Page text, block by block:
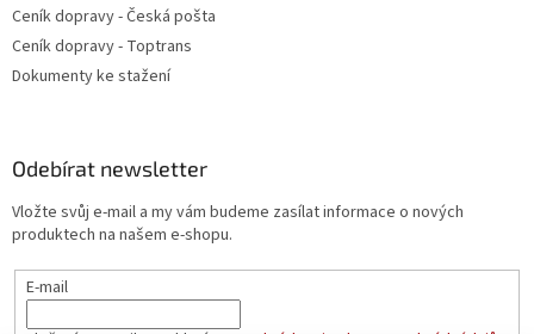
Ceník dopravy - Česká pošta
Ceník dopravy - Toptrans
Dokumenty ke stažení
Odebírat newsletter
Vložte svůj e-mail a my vám budeme zasílat informace o nových
produktech na našem e-shopu.
E-mail